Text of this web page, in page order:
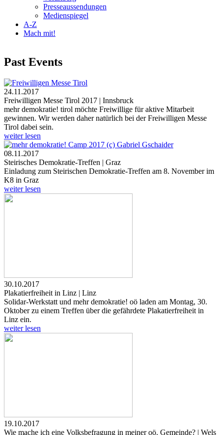
Presseaussendungen
Medienspiegel
A-Z
Mach mit!
Past Events
24.11.2017
Freiwilligen Messe Tirol 2017 | Innsbruck
mehr demokratie! tirol möchte Freiwillige für aktive Mitarbeit
gewinnen. Wir werden daher natürlich bei der Freiwilligen Messe
Tirol dabei sein.
weiter lesen
08.11.2017
Steirisches Demokratie-Treffen | Graz
Einladung zum Steirischen Demokratie-Treffen am 8. November im
K8 in Graz
weiter lesen
30.10.2017
Plakatierfreiheit in Linz | Linz
Solidar-Werkstatt und mehr demokratie! oö laden am Montag, 30.
Oktober zu einem Treffen über die gefährdete Plakatierfreiheit in
Linz ein.
weiter lesen
19.10.2017
Wie mache ich eine Volksbefragung in meiner oö. Gemeinde? | Wels